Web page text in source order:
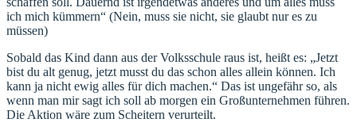
ich mich kümmern“ (Nein, muss sie nicht, sie glaubt nur es zu
müssen)
Sobald das Kind dann aus der Volksschule raus ist, heißt es: „Jetzt
bist du alt genug, jetzt musst du das schon alles allein können. Ich
kann ja nicht ewig alles für dich machen.“ Das ist ungefähr so, als
wenn man mir sagt ich soll ab morgen ein Großunternehmen führen.
Die Aktion wäre zum Scheitern verurteilt.